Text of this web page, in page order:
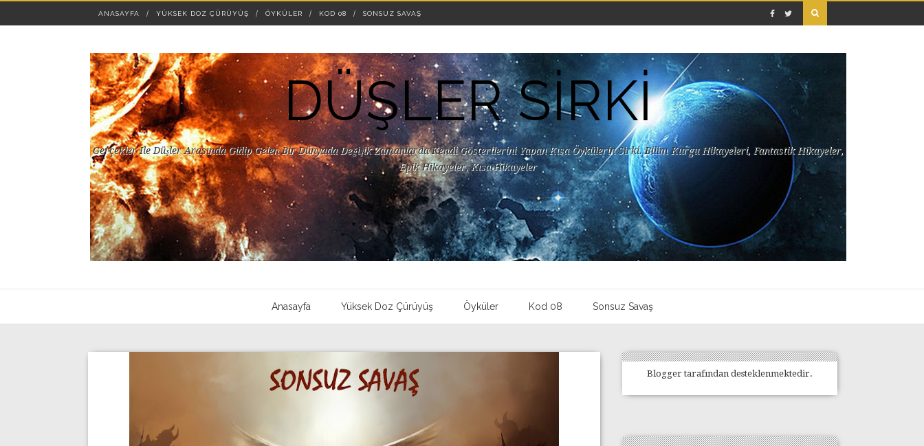
ANASAYFA YÜKSEK DOZ ÇÜRÜYÜŞ ÖYKÜLER KOD 08 SONSUZ SAVAŞ
DÜŞLER SİRKİ
Gerçekler Ile Düşler Arasında Gidip Gelen Bir Dünyada Değişik Zamanlarda Kendi Gösterilerini Yapan Kısa Öykülerin Sirki. Bilim Kurgu Hikayeleri, Fantastik Hikayeler,
Epik Hikayeler, Kısa Hikayeler
Anasayfa Yüksek Doz Çürüyüş Öyküler Kod 08 Sonsuz Savaş
Bloggertarafından desteklenmektedir.